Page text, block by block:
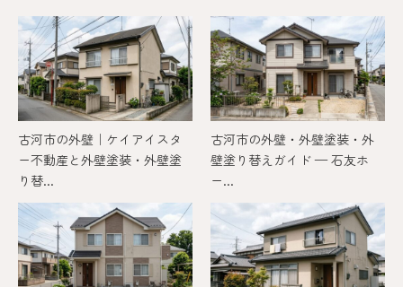
古河市の外壁｜ケイアイスタ
ー不動産と外壁塗装・外壁塗
り替...
古河市の外壁・外壁塗装・外
壁塗り替えガイド — 石友ホ
ー...